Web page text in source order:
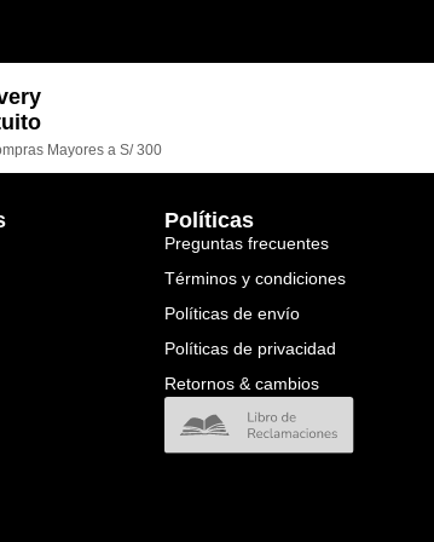
Mayores a S/ 300
Políticas
Preguntas frecuentes
Términos y condiciones
Políticas de envío
Políticas de privacidad
Retornos & cambios